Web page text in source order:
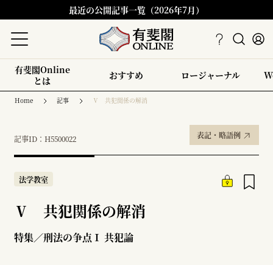
最近の公開記事一覧（2026年7月）
有斐閣Online
とは
おすすめ ロージャーナル
Home 記事 Ⅴ 共犯関係の解消
記事ID：H5500022 表記・略語例
法学教室
Ⅴ 共犯関係の解消
特集／刑法の争点Ⅰ 共犯論